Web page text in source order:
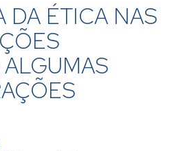
DA ÉTICA NAS